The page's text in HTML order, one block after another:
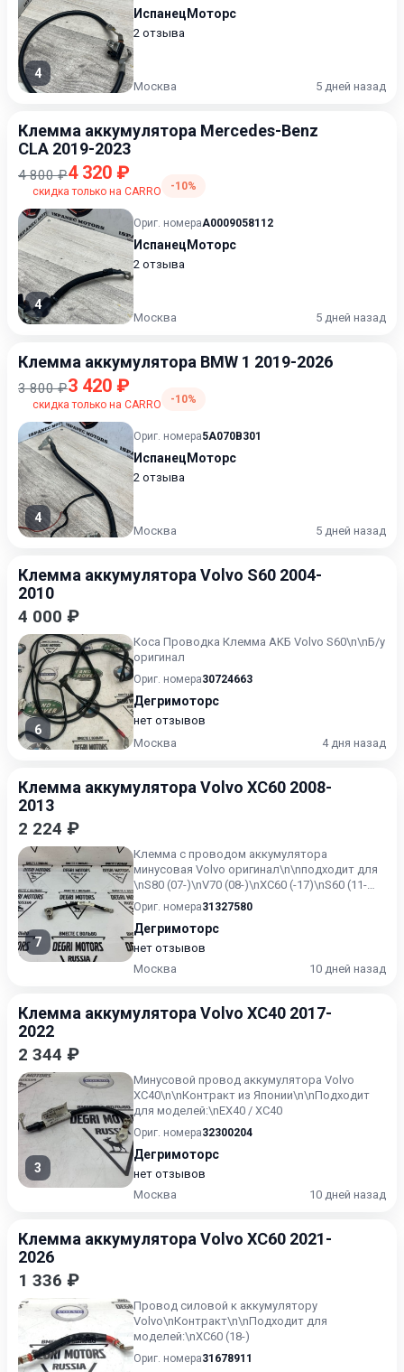
4
ИспанецМоторс
2 отзыва
Москва 5 дней назад
Клемма аккумулятора Mercedes-Benz
CLA 2019-2023
4 800 ₽4 320 ₽
скидка только на CARRO -10%
4
Ориг. номераA0009058112
ИспанецМоторс
2 отзыва
Москва 5 дней назад
Клемма аккумулятора BMW 1 2019-2026
3 800 ₽3 420 ₽
скидка только на CARRO -10%
4
Ориг. номера5A070B301
ИспанецМоторс
2 отзыва
Москва 5 дней назад
Клемма аккумулятора Volvo S60 2004-
2010
4 000 ₽
6
Кoca Пpoвoдкa Клемма АKБ Vоlvo S60\n\nБ/у
opигинaл
Ориг. номера30724663
Дегримоторс
нет отзывов
Москва
4 дня назад
Клемма аккумулятора Volvo XC60 2008-
2013
2 224 ₽
7
Клемма с проводом аккумулятора
минусовая Volvo оригинал\n\nподходит для
\nS80 (07-)\nV70 (08-)\nXC60 (-17)\nS60 (11-
18)\nV60 (-18)\nXC70 (08...
Ориг. номера31327580
Дегримоторс
нет отзывов
Москва
10 дней назад
Клемма аккумулятора Volvo XC40 2017-
2022
2 344 ₽
3
Минусовой провод аккумулятора Volvo
XC40\n\nКонтракт из Японии\n\nПодходит
для моделей:\nEX40 / XC40
Ориг. номера32300204
Дегримоторс
нет отзывов
Москва
10 дней назад
Клемма аккумулятора Volvo XC60 2021-
2026
1 336 ₽
Провод силовой к аккумулятору
Volvo\nКонтракт\n\nПодходит для
моделей:\nXC60 (18-)
Ориг. номера31678911